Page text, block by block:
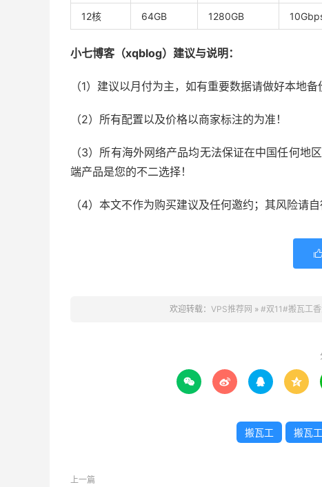
12核 64GB 1280GB
小七博客（xqblog）建议与说明：
（1）建议以月付为主，如有重要数据请做好本地备
（2）所有配置以及价格以商家标注的为准！
（3）所有海外网络产品均无法保证在中国任何地
端产品是您的不二选择！
（4）本文不作为购买建议及任何邀约；其风险请自

欢迎转载： VPS推荐网 » #双11#搬瓦工
   
搬瓦工 搬瓦
上一篇